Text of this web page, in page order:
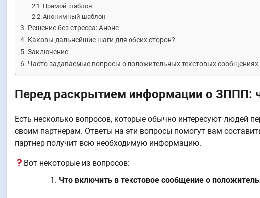
Прямой шаблон
Анонимный шаблон
Решение без стресса: Анонс
Каковы дальнейшие шаги для обеих сторон?
Заключение
Часто задаваемые вопросы о положительных текстовых
Перед раскрытием информации о ЗППП:
Есть несколько вопросов, которые обычно интересуют людей
своим партнерам. Ответы на эти вопросы помогут вам
партнер получит всю необходимую информацию.
Вот некоторые из вопросов:
Что включить в текстовое сообщение о